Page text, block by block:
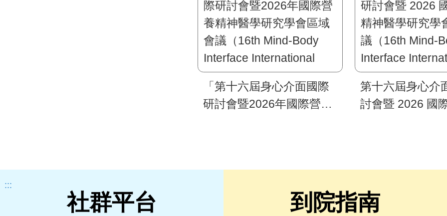
「第十六屆身心介面國際
研討會暨2026年國際營養
Symposium and 2026
Meeting）」論文徵稿延至
第十六屆身心介
討會暨 2026 國
Symposium and
ISNPR Regional
Meeting）
:::
社群平台 到院指南